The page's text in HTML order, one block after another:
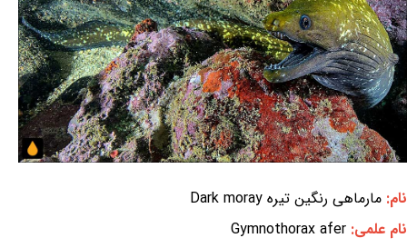
نام: مارماهی رنگین تیره Dark moray
نام علمی: Gymnothorax afer